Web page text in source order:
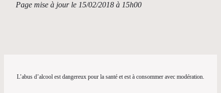
Page mise à jour le 15/02/2018 à 15h00
L’abus d’alcool est dangereux pour la santé et est à consommer avec modération.